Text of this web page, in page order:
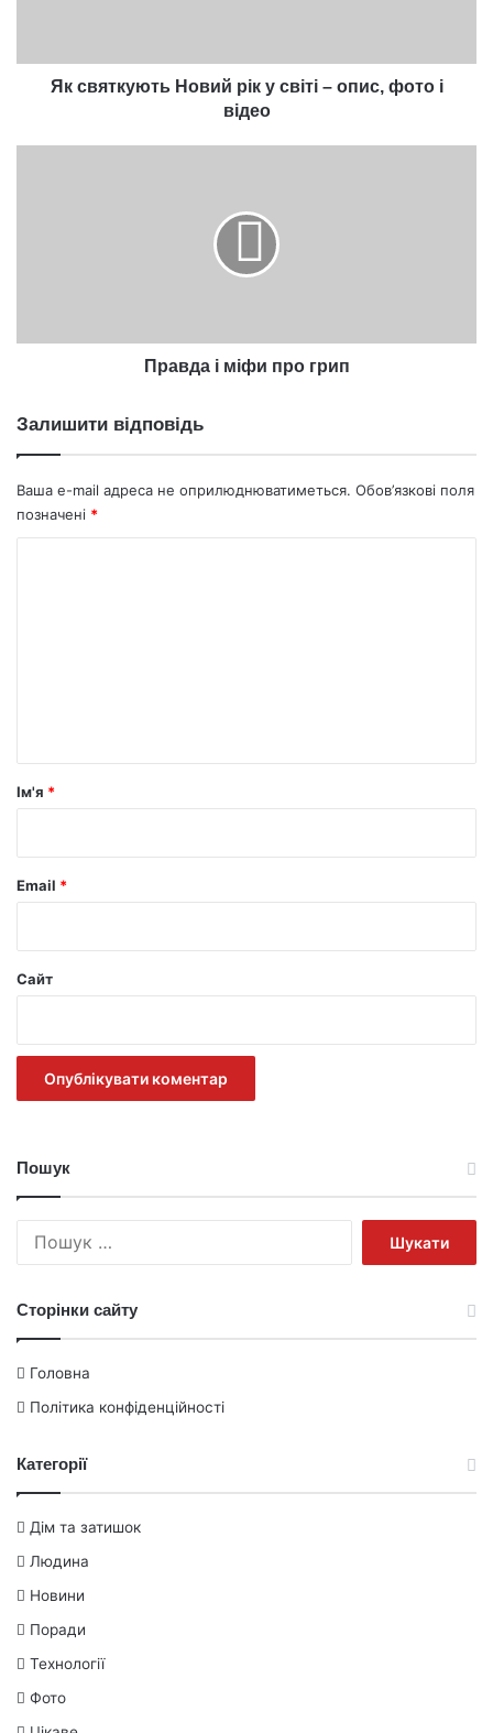
фото
Як святкують Новий рік у світі – опис, фото і
відео
Правда і міфи про грип
Залишити відповідь
Ваша e-mail адреса не оприлюднюватиметься. Обов’язкові поля
позначені *
рІм'я *
Email *
Сайт
Пошук
Сторінки сайту
Головна
Політика конфіденційності
Категорії
Дім та затишок
Людина
Новини
Поради
Технології
Фото